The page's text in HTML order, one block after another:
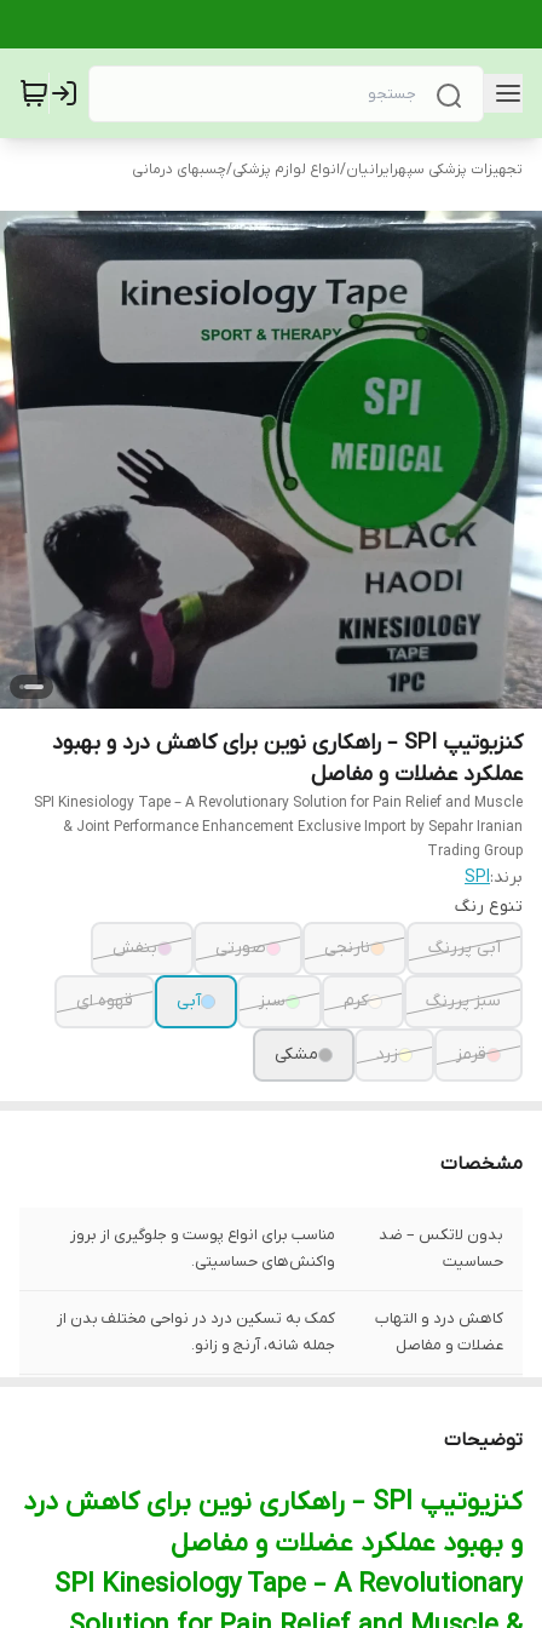
تجهیزات پزشکی سپهرایرانیان/انواع لوازم پزشکی/چسبهای درمانی
کنزیوتیپ SPI – راهکاری نوین برای کاهش درد و بهبود
عملکرد عضلات و مفاصل
SPI Kinesiology Tape – A Revolutionary Solution for Pain Relief and Muscle
& Joint Performance Enhancement Exclusive Import by Sepahr Iranian
Trading Group
برند:SPI
تنوع رنگ
آبی پررنگ
نارنجی صورتی بنفش
سبز پررنگ کرم سبز آبی قهوه ای
قرمز زرد مشکی
مشخصات
بدون لاتکس – ضد
حساسیت
مناسب برای انواع پوست و جلوگیری از بروز
واکنش‌های حساسیتی.
کاهش درد و التهاب
عضلات و مفاصل
کمک به تسکین درد در نواحی مختلف بدن از
جمله شانه، آرنج و زانو.
کینزیولوژی اورجینال
حرکتی
بهبود عملکرد عضلات و مفاصل برای راحتی
بیشتر در حرکت و فعالیت‌های روزانه.
توضیحات
کنزیوتیپ SPI – راهکاری نوین برای کاهش درد
و بهبود عملکرد عضلات و مفاصل
SPI Kinesiology Tape – A Revolutionary